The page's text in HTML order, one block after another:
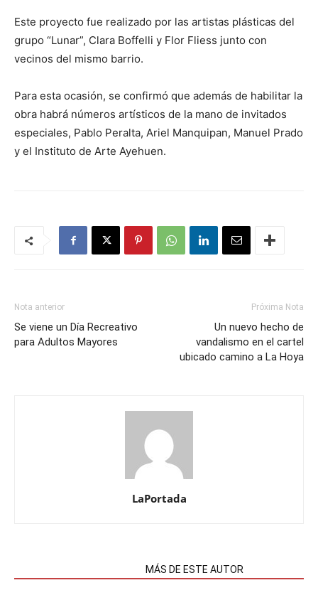
Este proyecto fue realizado por las artistas plásticas del
grupo “Lunar”, Clara Boffelli y Flor Fliess junto con
vecinos del mismo barrio.
Para esta ocasión, se confirmó que además de habilitar la
obra habrá números artísticos de la mano de invitados
especiales, Pablo Peralta, Ariel Manquipan, Manuel Prado
y el Instituto de Arte Ayehuen.
Nota anterior
Se viene un Día Recreativo
para Adultos Mayores ⁣
Próxima Nota
Un nuevo hecho de
vandalismo en el cartel
ubicado camino a La Hoya
LaPortada
MÁS DE ESTE AUTOR